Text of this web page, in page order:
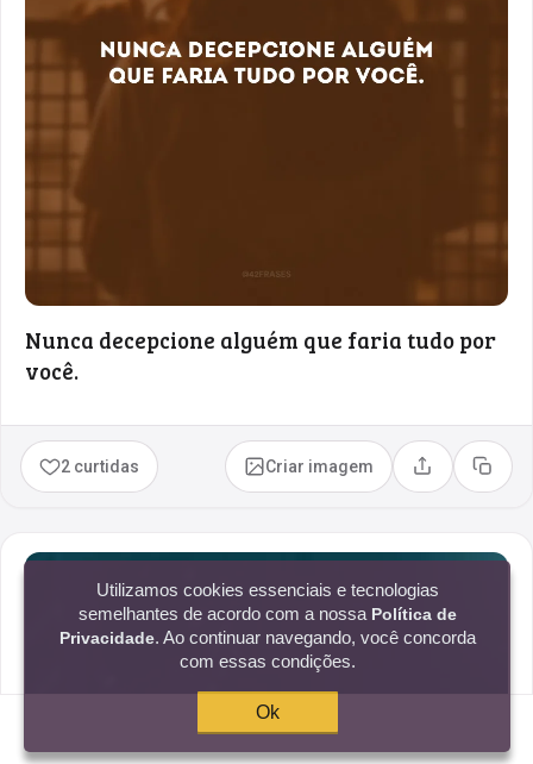
Nunca decepcione alguém que faria tudo por
você.
2 curtidas Criar imagem Compartilhar
Copiar
Utilizamos cookies essenciais e tecnologias
semelhantes de acordo com a nossa Política de
Privacidade. Ao continuar navegando, você concorda
com essas condições.
Ok